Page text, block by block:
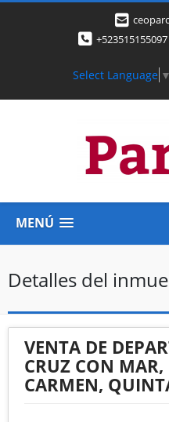
+523515155097
Select Language ▼
MENÚ
Detalles del
VENTA DE
CRUZ CON MAR,
CARMEN,